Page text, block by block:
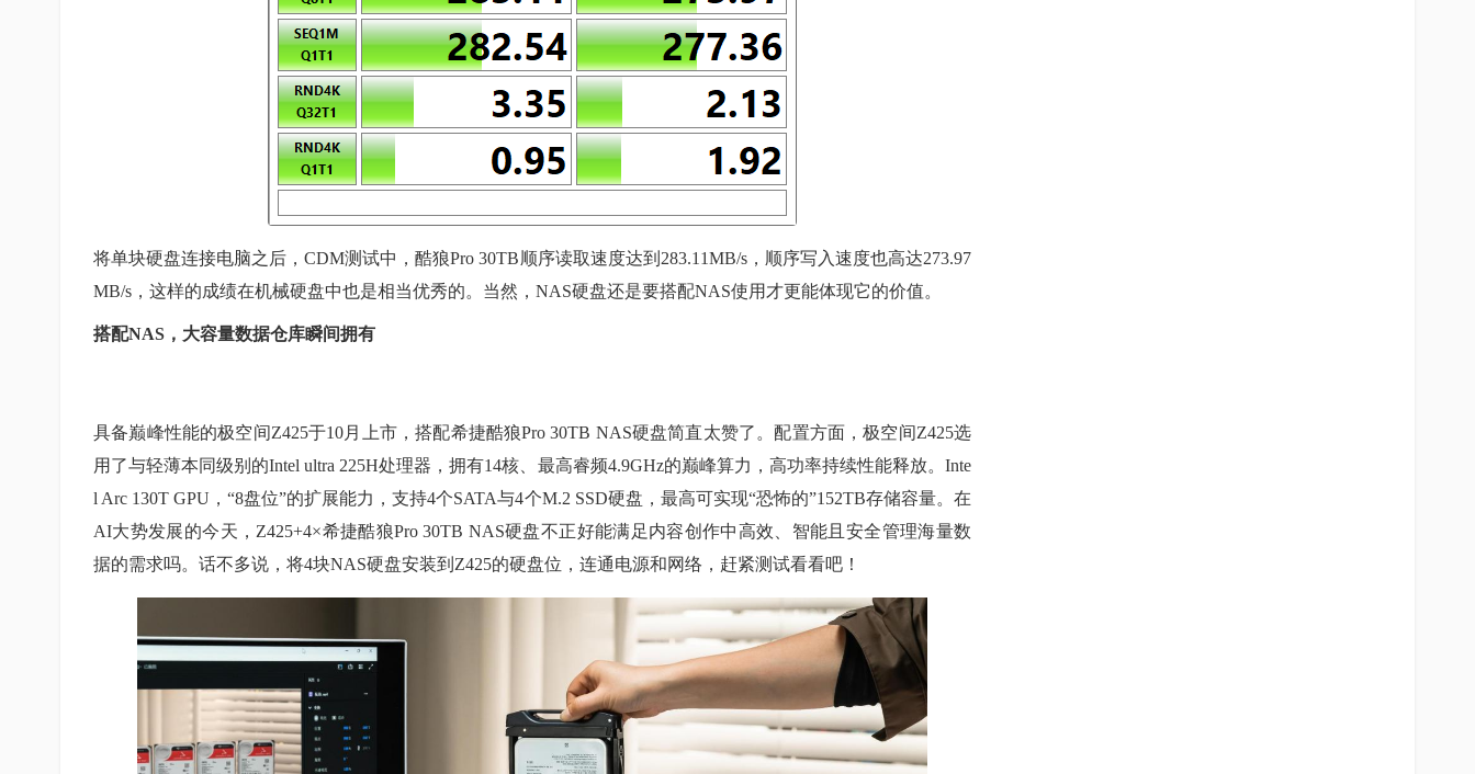
将单块硬盘连接电脑之后，CDM测试中，酷狼Pro 30TB顺序读取速度达到283.11MB/s，顺序写入速度也高达273.97
MB/s，这样的成绩在机械硬盘中也是相当优秀的。当然，NAS硬盘还是要搭配NAS使用才更能体现它的价值。
搭配NAS，大容量数据仓库瞬间拥有
具备巅峰性能的极空间Z425于10月上市，搭配希捷酷狼Pro 30TB NAS硬盘简直太赞了。配置方面，极空间Z425选
用了与轻薄本同级别的Intel ultra 225H处理器，拥有14核、最高睿频4.9GHz的巅峰算力，高功率持续性能释放。Inte
l Arc 130T GPU，“8盘位”的扩展能力，支持4个SATA与4个M.2 SSD硬盘，最高可实现“恐怖的”152TB存储容量。在
AI大势发展的今天，Z425+4×希捷酷狼Pro 30TB NAS硬盘不正好能满足内容创作中高效、智能且安全管理海量数
据的需求吗。话不多说，将4块NAS硬盘安装到Z425的硬盘位，连通电源和网络，赶紧测试看看吧！